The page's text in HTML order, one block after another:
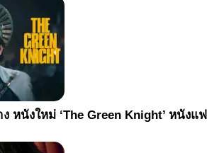
ง หนังใหม่ ‘The Green Knight’ หนัง